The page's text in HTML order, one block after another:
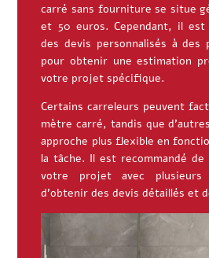
carré sans fourniture se situe
et 50 euros. Cependant, il est
des devis personnalisés à des
pour obtenir une estimation
votre projet spécifique.
Certains carreleurs peuvent
mètre carré, tandis que
approche plus flexible en
la tâche. Il est recommandé
votre projet avec plusieurs
d’obtenir des devis détaillés et